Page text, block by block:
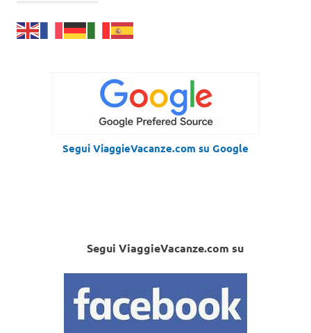
Segui ViaggieVacanze.com su Google
Segui ViaggieVacanze.com su